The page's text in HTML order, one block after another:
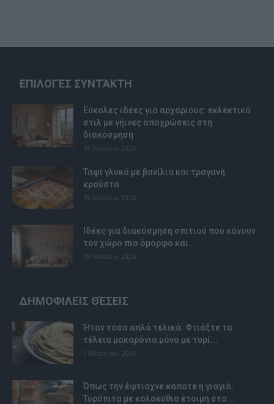
ΕΠΙΛΟΓΈΣ ΣΥΝΤΆΚΤΗ
Εύκολες ιδέες για αρχάριους: εκλεκτικό
στιλ με γήινες αποχρώσεις στη
διακόσμηση
19 Ιουλίου, 2026
Ταψί γλυκό με βανίλια και τραγανή
κρούστα
19 Ιουλίου, 2026
Ιδέες για διακόσμηση σπιτιού που κάνουν
τον χώρο πιο όμορφο και...
18 Ιουλίου, 2026
ΔΗΜΟΦΙΛΕΊΣ ΘΈΣΕΙΣ
Ήταν τόσο απλό τελικά: Φτιάξτε τα
τέλεια μακαρόνια μόνο με τυρί...
7 Μαρτίου, 2026
Όπως την έφτιαχνε κάποτε η γιαγιά:
Τυρόπιτα με κολοκύθια έτοιμη στο...